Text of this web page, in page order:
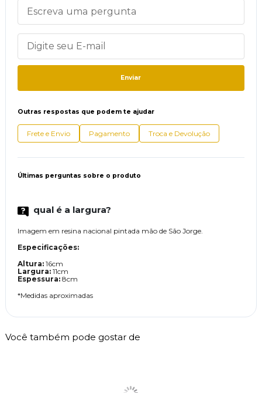
Enviar
Outras respostas que podem te ajudar
Frete e Envio Pagamento Troca e Devolução
Últimas perguntas sobre o produto
qual é a largura?
Imagem em resina nacional pintada mão de São Jorge.
Especificações:
Altura: 16cm
Largura: 11cm
Espessura: 8cm
*Medidas aproximadas
Você também pode gostar de